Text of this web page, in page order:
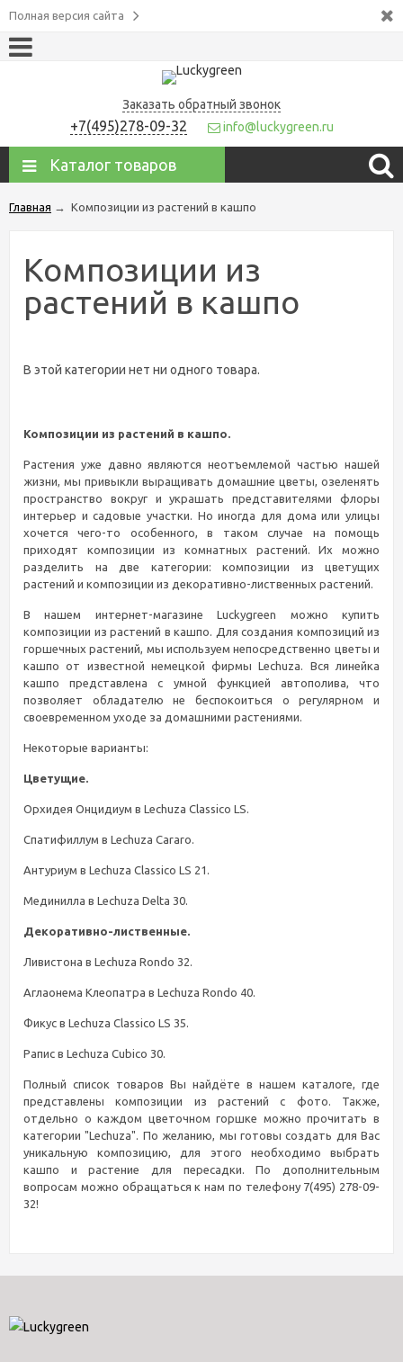
Полная версия сайта
Заказать обратный звонок
+7(495)278-09-32 info@luckygreen.ru
Каталог товаров
Главная → Композиции из растений в кашпо
Композиции из
растений в кашпо
В этой категории нет ни одного товара.
Композиции из растений в кашпо.
Растения уже давно являются неотъемлемой частью нашей
жизни, мы привыкли выращивать домашние цветы, озеленять
пространство вокруг и украшать представителями флоры
интерьер и садовые участки. Но иногда для дома или улицы
хочется чего-то особенного, в таком случае на помощь
приходят композиции из комнатных растений. Их можно
разделить на две категории: композиции из цветущих
растений и композиции из декоративно-лиственных растений.
В нашем интернет-магазине Luckygreen можно купить
композиции из растений в кашпо. Для создания композиций из
горшечных растений, мы используем непосредственно цветы и
кашпо от известной немецкой фирмы Lechuza. Вся линейка
кашпо представлена с умной функцией автополива, что
позволяет обладателю не беспокоиться о регулярном и
своевременном уходе за домашними растениями.
Некоторые варианты:
Цветущие.
Орхидея Онцидиум в Lechuza Classico LS.
Спатифиллум в Lechuza Cararo.
Антуриум в Lechuza Classico LS 21.
Мединилла в Lechuza Delta 30.
Декоративно-лиственные.
Ливистона в Lechuza Rondo 32.
Аглаонема Клеопатра в Lechuza Rondo 40.
Фикус в Lechuza Classico LS 35.
Рапис в Lechuza Cubico 30.
Полный список товаров Вы найдёте в нашем каталоге, где
представлены композиции из растений с фото. Также,
отдельно о каждом цветочном горшке можно прочитать в
категории "Lechuza". По желанию, мы готовы создать для Вас
уникальную композицию, для этого необходимо выбрать
кашпо и растение для пересадки. По дополнительным
вопросам можно обращаться к нам по телефону 7(495) 278-09-
32!